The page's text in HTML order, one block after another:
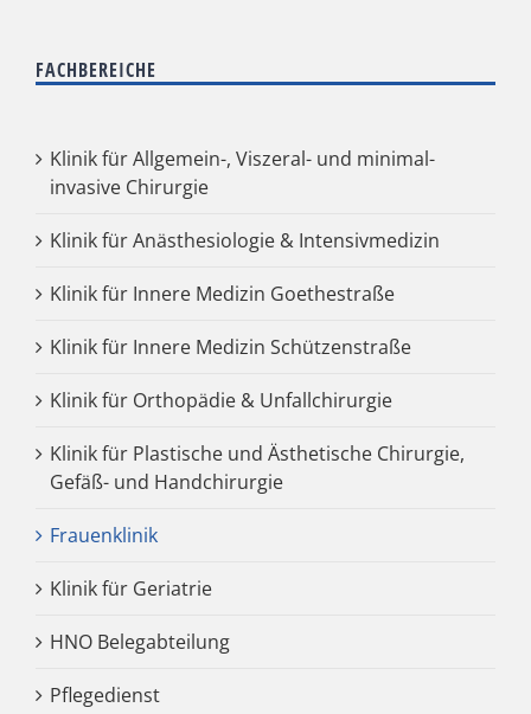
FACHBEREICHE
Klinik für Allgemein-, Viszeral- und minimal-
invasive Chirurgie
Klinik für Anästhesiologie & Intensivmedizin
Klinik für Innere Medizin Goethestraße
Klinik für Innere Medizin Schützenstraße
Klinik für Orthopädie & Unfallchirurgie
Klinik für Plastische und Ästhetische Chirurgie,
Gefäß- und Handchirurgie
Frauenklinik
Klinik für Geriatrie
HNO Belegabteilung
Pflegedienst